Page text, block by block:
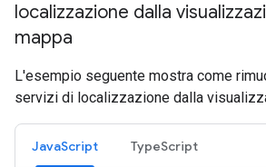
localizzazione dalla
mappa
L'esempio seguente mostra come
servizi di localizzazione dalla
JavaScript TypeScript